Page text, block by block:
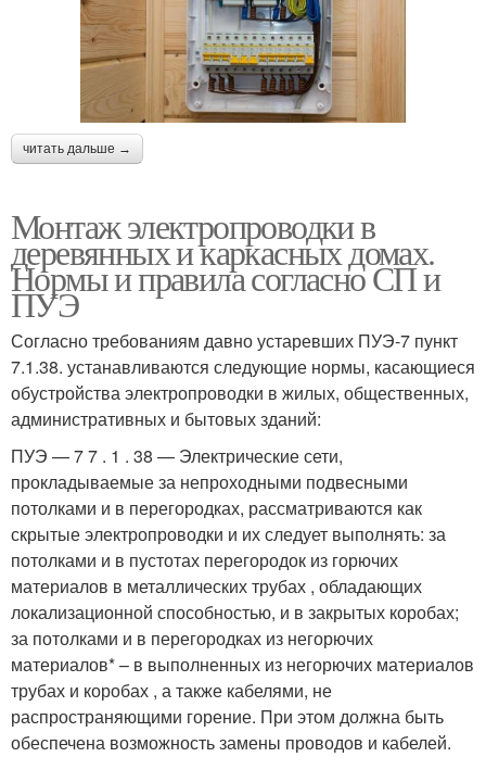
читать дальше →
Монтаж электропроводки в
деревянных и каркасных домах.
Нормы и правила согласно СП и
ПУЭ
Согласно требованиям давно устаревших ПУЭ-7 пункт
7.1.38. устанавливаются следующие нормы, касающиеся
обустройства электропроводки в жилых, общественных,
административных и бытовых зданий:
ПУЭ — 7 7 . 1 . 38 — Электрические сети,
прокладываемые за непроходными подвесными
потолками и в перегородках, рассматриваются как
скрытые электропроводки и их следует выполнять: за
потолками и в пустотах перегородок из горючих
материалов в металлических трубах , обладающих
локализационной способностью, и в закрытых коробах;
за потолками и в перегородках из негорючих
материалов* – в выполненных из негорючих материалов
трубах и коробах , а также кабелями, не
распространяющими горение. При этом должна быть
обеспечена возможность замены проводов и кабелей.